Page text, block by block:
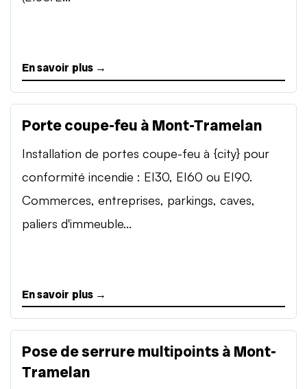
En savoir plus →
Porte coupe-feu à Mont-Tramelan
Installation de portes coupe-feu à {city} pour
conformité incendie : EI30, EI60 ou EI90.
Commerces, entreprises, parkings, caves,
paliers d'immeuble...
En savoir plus →
Pose de serrure multipoints à Mont-
Tramelan